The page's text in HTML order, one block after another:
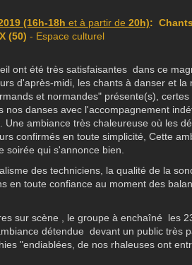
(16h-18h et à partir de 20h):
(50) - Espace culturel
ont été très satisfaisantes dans ce
d'après-midi, les chants à danser et la
et normandes" présente(s),
nos danses avec l'accompagnement
Une ambiance très chaleureuse où les
confirmés en toute simplicité, Cette
soirée qui s'annonce bien.
des techniciens, la qualité de la
en toute confiance au moment des
sur scène , le groupe à enchaîné les
détendue devant un public très
"endiablées, de nos rhaleuses ont